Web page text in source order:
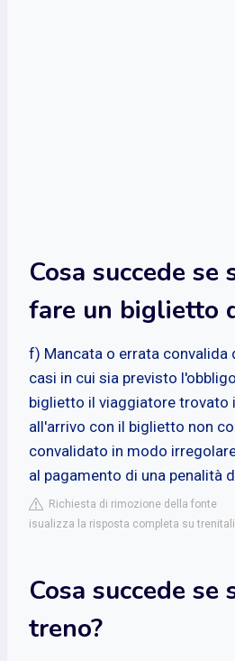
Cosa succede se
fare un biglietto
f) Mancata o errata convalida
casi in cui sia previsto
biglietto il viaggiatore trovato
all'arrivo con il biglietto non
convalidato in modo
al pagamento di una penalità
Richiesta di rimozione della fonte
isualizza la risposta completa su
Cosa succede se
treno?